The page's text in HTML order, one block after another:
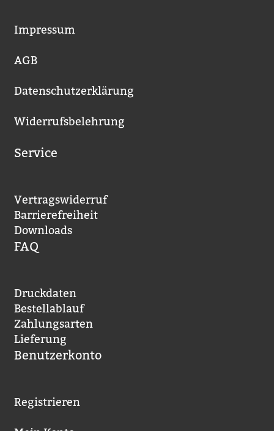
Impressum
AGB
Datenschutzerklärung
Widerrufsbelehrung
Service
Vertragswiderruf
Barrierefreiheit
Downloads
FAQ
Druckdaten
Bestellablauf
Zahlungsarten
Lieferung
Benutzerkonto
Registrieren